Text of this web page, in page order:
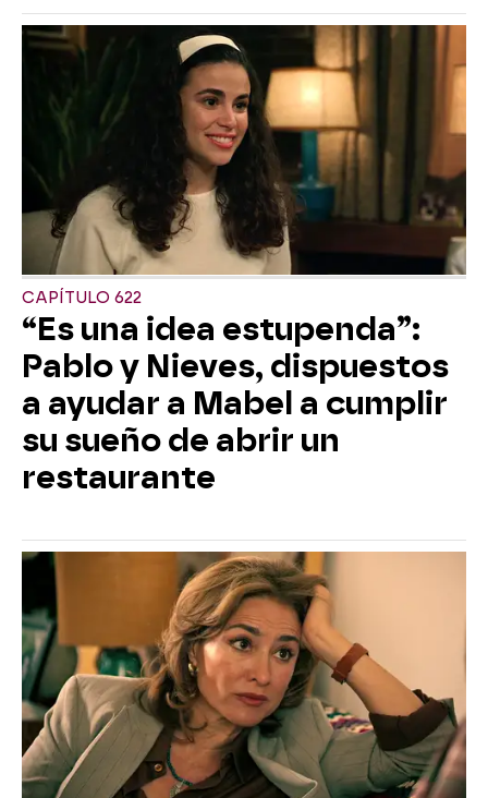
CAPÍTULO 622
“Es una idea estupenda”:
Pablo y Nieves, dispuestos
a ayudar a Mabel a cumplir
su sueño de abrir un
restaurante